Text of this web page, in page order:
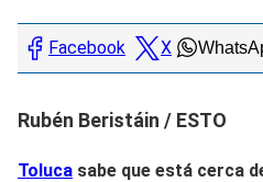
Facebook X
Rubén Beristáin / ESTO
Toluca sabe que está cerca